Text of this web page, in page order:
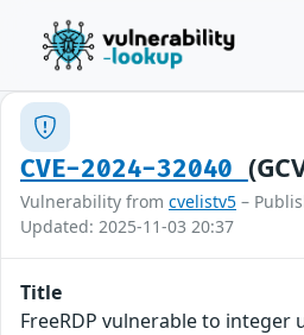
CVE-2024-32040
Vulnerability from cvelistv5 –
Updated: 2025-11-03 20:37
Title
FreeRDP vulnerable to integer